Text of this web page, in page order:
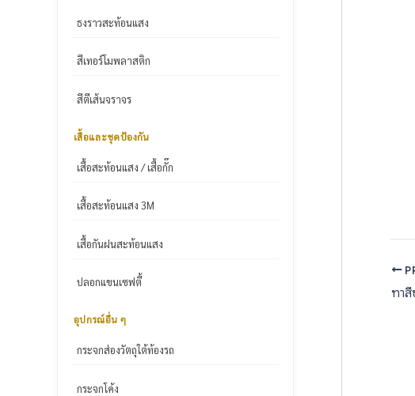
ธงราวสะท้อนแสง
สีเทอร์โมพลาสติก
สีตีเส้นจราจร
เสื้อและชุดป้องกัน
เสื้อสะท้อนแสง / เสื้อกั๊ก
เสื้อสะท้อนแสง 3M
เสื้อกันฝนสะท้อนแสง
ปลอกแขนเซฟตี้
อุปกรณ์อื่น ๆ
กระจกส่องวัตถุใต้ท้องรถ
กระจกโค้ง